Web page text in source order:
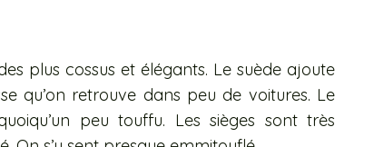
plus cossus et élégants. Le suède ajoute
qu’on retrouve dans peu de voitures. Le
peu touffu. Les sièges sont très